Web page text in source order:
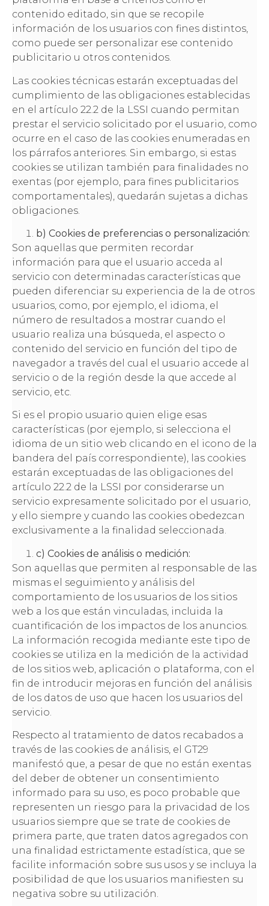
contenido editado, sin que se recopile
información de los usuarios con fines distintos,
como puede ser personalizar ese contenido
publicitario u otros contenidos.
Las cookies técnicas estarán exceptuadas del
cumplimiento de las obligaciones establecidas
en el artículo 22.2 de la LSSI cuando permitan
prestar el servicio solicitado por el usuario, como
ocurre en el caso de las cookies enumeradas en
los párrafos anteriores. Sin embargo, si estas
cookies se utilizan también para finalidades no
exentas (por ejemplo, para fines publicitarios
comportamentales), quedarán sujetas a dichas
obligaciones.
b) Cookies de preferencias o personalización:
Son aquellas que permiten recordar
información para que el usuario acceda al
servicio con determinadas características que
pueden diferenciar su experiencia de la de otros
usuarios, como, por ejemplo, el idioma, el
número de resultados a mostrar cuando el
usuario realiza una búsqueda, el aspecto o
contenido del servicio en función del tipo de
navegador a través del cual el usuario accede al
servicio o de la región desde la que accede al
servicio, etc.
Si es el propio usuario quien elige esas
características (por ejemplo, si selecciona el
idioma de un sitio web clicando en el icono de la
bandera del país correspondiente), las cookies
estarán exceptuadas de las obligaciones del
artículo 22.2 de la LSSI por considerarse un
servicio expresamente solicitado por el usuario,
y ello siempre y cuando las cookies obedezcan
exclusivamente a la finalidad seleccionada.
c) Cookies de análisis o medición:
Son aquellas que permiten al responsable de las
mismas el seguimiento y análisis del
comportamiento de los usuarios de los sitios
web a los que están vinculadas, incluida la
cuantificación de los impactos de los anuncios.
La información recogida mediante este tipo de
cookies se utiliza en la medición de la actividad
de los sitios web, aplicación o plataforma, con el
fin de introducir mejoras en función del análisis
de los datos de uso que hacen los usuarios del
servicio.
Respecto al tratamiento de datos recabados a
través de las cookies de análisis, el GT29
manifestó que, a pesar de que no están exentas
del deber de obtener un consentimiento
informado para su uso, es poco probable que
representen un riesgo para la privacidad de los
usuarios siempre que se trate de cookies de
primera parte, que traten datos agregados con
una finalidad estrictamente estadística, que se
facilite información sobre sus usos y se incluya la
posibilidad de que los usuarios manifiesten su
negativa sobre su utilización.